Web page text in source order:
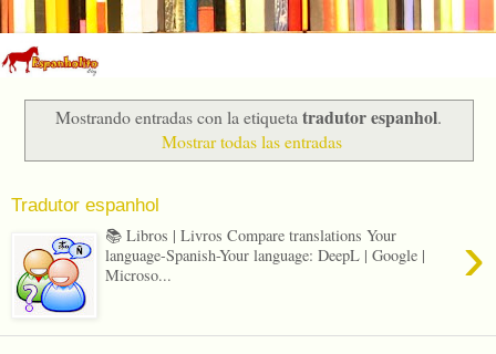
Mostrando entradas con la etiquetatradutor espanhol.
Mostrar todas las entradas
Tradutor espanhol
›
📚 Libros | Livros Compare translations Your
language-Spanish-Your language: DeepL | Google |
Microso...